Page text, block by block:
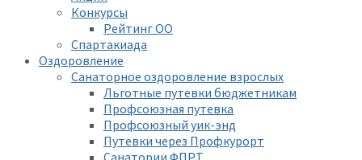
Конкурсы
Рейтинг ОО
Спартакиада
Оздоровление
Санаторное оздоровление взрослых
Льготные путевки бюджетникам
Профсоюзная путевка
Профсоюзный уик-энд
Путевки через Профкурорт
Санатории ФПРТ